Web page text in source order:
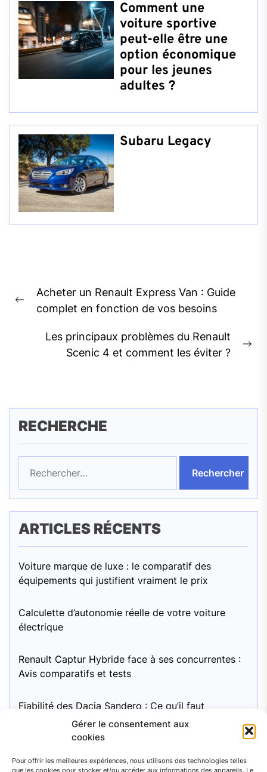
Gérer le consentement aux
cookies
Pour offrir les meilleures expériences, nous utilisons des technologies telles
que les cookies pour stocker et/ou accéder aux informations des appareils. Le
Comment une
voiture sportive
peut-elle être une
option économique
pour les jeunes
adultes ?
Subaru Legacy
de
l’article
Previous
Acheter un Renault Express Van : Guide
complet en fonction de vos besoins
Les principaux problèmes du Renault
Scenic 4 et comment les éviter ?
RECHERCHE
ARTICLES RÉCENTS
Voiture marque de luxe : le comparatif des
équipements qui justifient vraiment le prix
Calculette d’autonomie réelle de votre voiture
électrique
Renault Captur Hybride face à ses concurrentes :
Avis comparatifs et tests
Fiabilité des Dacia Sandero : Ce qu’il faut
fiabilité à long terme, quel entretien recommandé